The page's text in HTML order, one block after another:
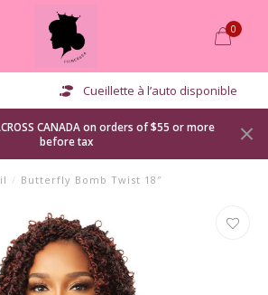
0
Cueillette à l’auto disponible
CANADA on orders of $55 or more
before tax
/ Butterfly Bomb Twist 18″